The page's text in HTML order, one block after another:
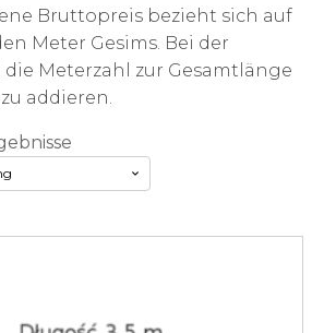
Bruttopreis bezieht sich auf
Meter Gesims. Bei der
Meterzahl zur Gesamtlänge
addieren.